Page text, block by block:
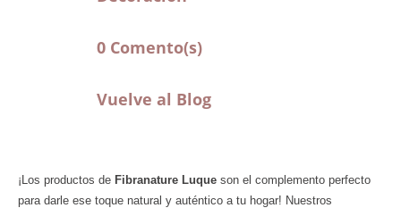
0 Comento(s)
Vuelve al Blog
¡Los productos de Fibranature Luque son el complemento perfecto
para darle ese toque natural y auténtico a tu hogar! Nuestros